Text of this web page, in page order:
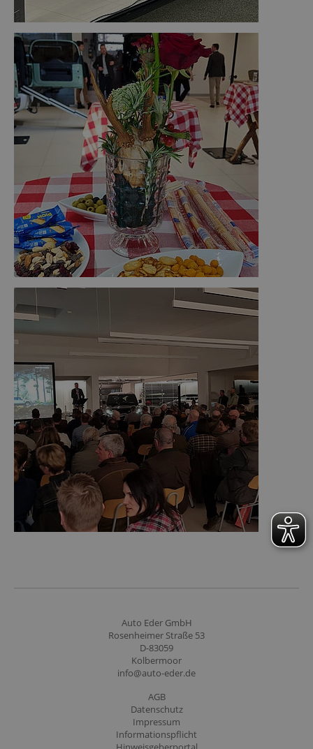
Auto Eder GmbH
Rosenheimer Straße 53
D-83059
Kolbermoor
info@auto-eder.de
AGB
Datenschutz
Impressum
Informationspflicht